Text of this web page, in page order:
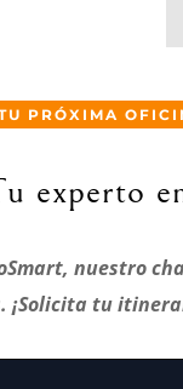
PRÓXIMA
experto
nuestro
tu